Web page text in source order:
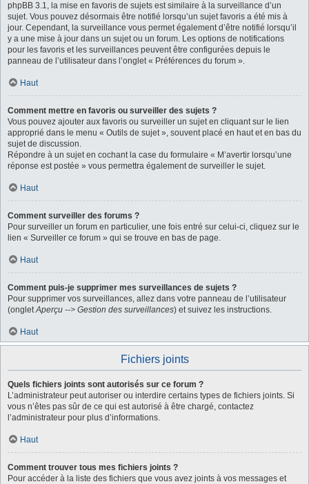
phpBB 3.1, la mise en favoris de sujets est similaire à la surveillance d’un
sujet. Vous pouvez désormais être notifié lorsqu’un sujet favoris a été mis à
jour. Cependant, la surveillance vous permet également d’être notifié lorsqu’il
y a une mise à jour dans un sujet ou un forum. Les options de notifications
pour les favoris et les surveillances peuvent être configurées depuis le
panneau de l’utilisateur dans l’onglet « Préférences du forum ».
Haut
Comment mettre en favoris ou surveiller des sujets ?
Vous pouvez ajouter aux favoris ou surveiller un sujet en cliquant sur le lien
approprié dans le menu « Outils de sujet », souvent placé en haut et en bas du
sujet de discussion.
Répondre à un sujet en cochant la case du formulaire « M’avertir lorsqu’une
réponse est postée » vous permettra également de surveiller le sujet.
Haut
Comment surveiller des forums ?
Pour surveiller un forum en particulier, une fois entré sur celui-ci, cliquez sur le
lien « Surveiller ce forum » qui se trouve en bas de page.
Haut
Comment puis-je supprimer mes surveillances de sujets ?
Pour supprimer vos surveillances, allez dans votre panneau de l’utilisateur
(ongletAperçu --> Gestion des surveillances) et suivez les instructions.
Haut
Fichiers joints
Quels fichiers joints sont autorisés sur ce forum ?
L’administrateur peut autoriser ou interdire certains types de fichiers joints. Si
vous n’êtes pas sûr de ce qui est autorisé à être chargé, contactez
l’administrateur pour plus d’informations.
Haut
Comment trouver tous mes fichiers joints ?
Pour accéder à la liste des fichiers que vous avez joints à vos messages et